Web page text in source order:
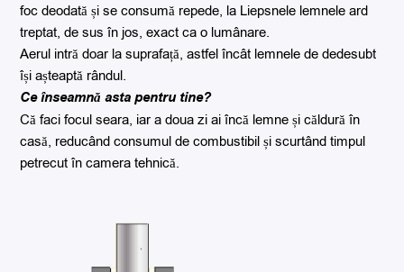
foc deodată și se consumă repede, la Liepsnele lemnele ard
treptat, de sus în jos, exact ca o lumânare.
Aerul intră doar la suprafață, astfel încât lemnele de dedesubt
își așteaptă rândul.
Ce înseamnă asta pentru tine?
Că faci focul seara, iar a doua zi ai încă lemne și căldură în
casă, reducând consumul de combustibil și scurtând timpul
petrecut în camera tehnică.